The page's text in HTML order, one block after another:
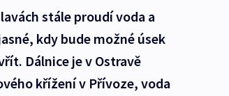
stále proudí voda a
kdy bude možné úsek
Dálnice je v Ostravě
křížení v Přívoze, voda